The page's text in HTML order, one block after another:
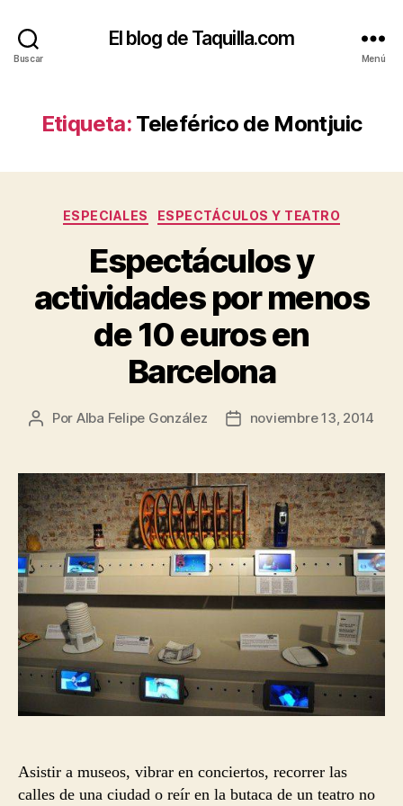
Buscar
El blog de Taquilla.com
Menú
Etiqueta: Teleférico de Montjuic
Categorías
ESPECIALES ESPECTÁCULOS Y TEATRO
Espectáculos y
actividades por menos
de 10 euros en
Barcelona
Autor
entrada
Por Alba Felipe González
Fecha
entrada
noviembre 13, 2014
Asistir a museos, vibrar en conciertos, recorrer las
calles de una ciudad o reír en la butaca de un teatro no